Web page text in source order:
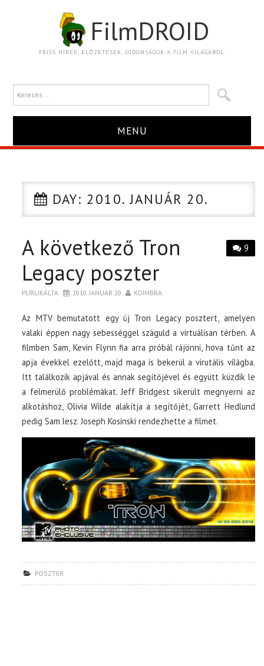
FilmDROID
FRISS HÍREK, ELŐZETESEK, ÚJDONSÁGOK A FILM VILÁGÁBÓL.
MENU
TRAILER
TOP10
CIKK
PÓLÓ RENDELÉS
DAY: 2010. JANUÁR 20.
9
A következő Tron
Legacy poszter
PUBLIKÁLTA 2010. JANUÁR 20. KOIMBRA
Az MTV bemutatott egy új Tron Legacy posztert, amelyen
valaki éppen nagy sebességgel száguld a virtuálisan térben. A
filmben Sam, Kevin Flynn fia arra próbál rájönni, hova tűnt az
apja évekkel ezelőtt, majd maga is bekerül a virutális világba.
Itt találkozik apjával és annak segítőjével és együtt küzdik le
a felmerülő problémákat. Jeff Bridgest sikerült megnyerni az
alkotáshoz, Olivia Wilde alakítja a segítőjét, Garrett Hedlund
pedig Sam lesz. Joseph Kosinski rendezhette a filmet.
POSZTER